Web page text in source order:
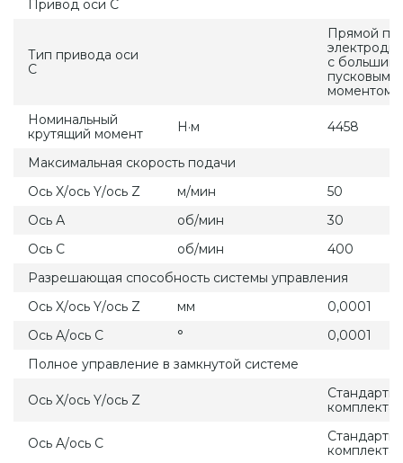
Привод оси С
Тип привода оси
С
Прямой
с большим
пусковым
моментом
Номинальный
крутящий момент
Н·м 4458
Максимальная скорость подачи
Ось X/ось Y/ось Z
м/мин
50
Ось А
об/мин
30
Ось С
об/мин
400
Разрешающая способность системы управления
Ось X/ось Y/ось Z
мм
0,0001
Ось A/ось C
°
0,0001
Полное управление в замкнутой системе
Ось X/ось Y/ось Z
Ось A/ось C